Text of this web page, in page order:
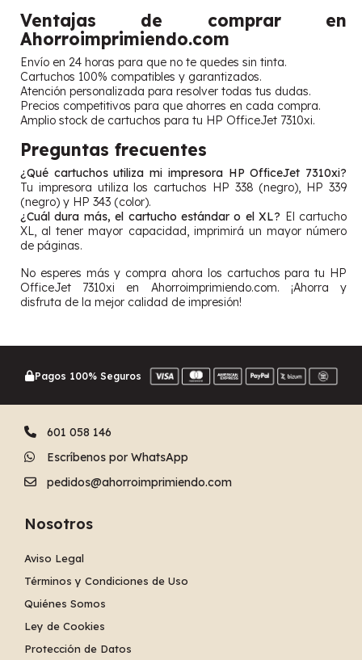
Ventajas de comprar en
Ahorroimprimiendo.com
Envío en 24 horas para que no te quedes sin tinta.
Cartuchos 100% compatibles y garantizados.
Atención personalizada para resolver todas tus dudas.
Precios competitivos para que ahorres en cada compra.
Amplio stock de cartuchos para tu HP OfficeJet 7310xi.
Preguntas frecuentes
¿Qué cartuchos utiliza mi impresora HP OfficeJet 7310xi?
Tu impresora utiliza los cartuchos HP 338 (negro), HP 339
(negro) y HP 343 (color).
¿Cuál dura más, el cartucho estándar o el XL? El cartucho
XL, al tener mayor capacidad, imprimirá un mayor número
de páginas.
No esperes más y compra ahora los cartuchos para tu HP
OfficeJet 7310xi en Ahorroimprimiendo.com. ¡Ahorra y
disfruta de la mejor calidad de impresión!
Pagos 100% Seguros
601 058 146
Escríbenos por WhatsApp
pedidos@ahorroimprimiendo.com
Nosotros
Aviso Legal
Términos y Condiciones de Uso
Quiénes Somos
Ley de Cookies
Protección de Datos